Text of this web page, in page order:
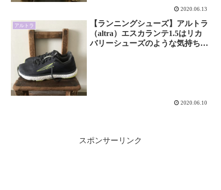
2020.06.13
アルトラ
【ランニングシューズ】アルトラ
（altra）エスカランテ1.5はリカ
バリーシューズのような気持ちよ
2020.06.10
スポンサーリンク